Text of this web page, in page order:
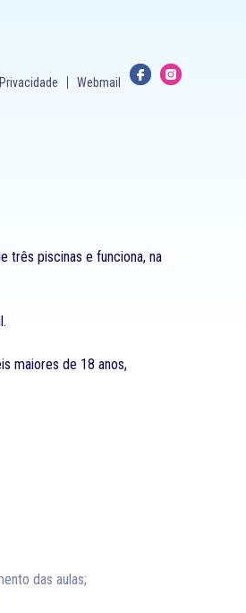
Webmail
três piscinas e funciona, na
maiores de 18 anos,
das aulas;